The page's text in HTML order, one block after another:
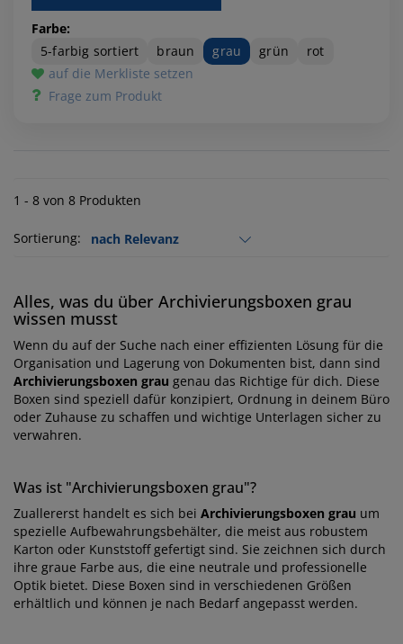
Farbe:
5-farbig sortiert
braun grau grün
rot
auf die Merkliste setzen
Frage zum Produkt
1 - 8 von 8 Produkten
Sortierung:
Alles, was du über Archivierungsboxen grau
wissen musst
Wenn du auf der Suche nach einer effizienten Lösung für die
Organisation und Lagerung von Dokumenten bist, dann sind
Archivierungsboxen grau genau das Richtige für dich. Diese
Boxen sind speziell dafür konzipiert, Ordnung in deinem Büro
oder Zuhause zu schaffen und wichtige Unterlagen sicher zu
verwahren.
Was ist "Archivierungsboxen grau"?
Zuallererst handelt es sich bei Archivierungsboxen grau um
spezielle Aufbewahrungsbehälter, die meist aus robustem
Karton oder Kunststoff gefertigt sind. Sie zeichnen sich durch
ihre graue Farbe aus, die eine neutrale und professionelle
Optik bietet. Diese Boxen sind in verschiedenen Größen
erhältlich und können je nach Bedarf angepasst werden.